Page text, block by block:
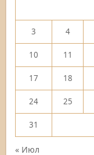
3 4
10 11
17 18
24 25
31
« Июл